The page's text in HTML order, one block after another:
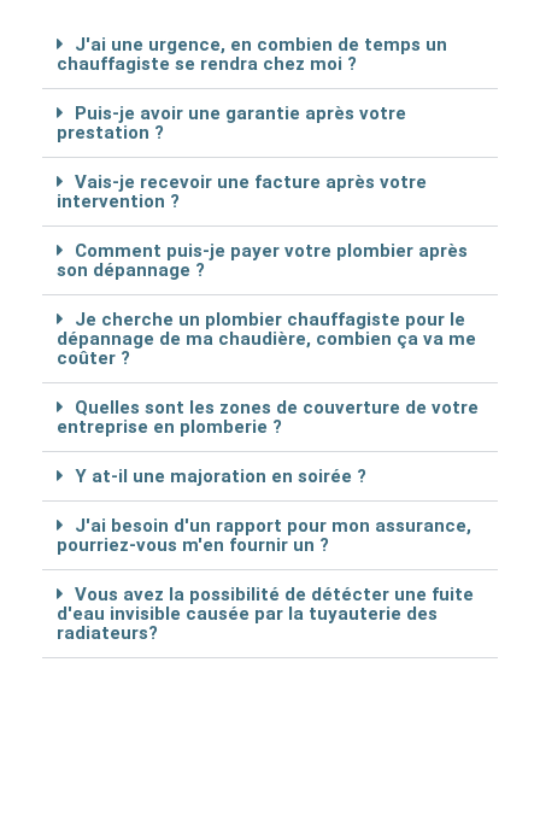
J'ai une urgence, en combien de temps un
chauffagiste se rendra chez moi ?
Puis-je avoir une garantie après votre
prestation ?
Vais-je recevoir une facture après votre
intervention ?
Comment puis-je payer votre plombier après
son dépannage ?
Je cherche un plombier chauffagiste pour le
dépannage de ma chaudière, combien ça va me
coûter ?
Quelles sont les zones de couverture de votre
entreprise en plomberie ?
Y at-il une majoration en soirée ?
J'ai besoin d'un rapport pour mon assurance,
pourriez-vous m'en fournir un ?
Vous avez la possibilité de détécter une fuite
d'eau invisible causée par la tuyauterie des
radiateurs?